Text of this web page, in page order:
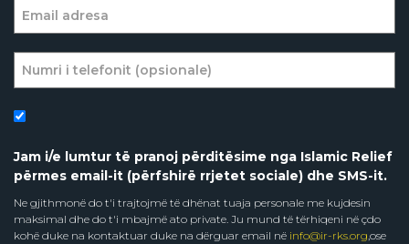
Jam i/e lumtur të pranoj përditësime nga Islamic Relief
përmes email-it (përfshirë rrjetet sociale) dhe SMS-it.
Ne gjithmonë do t'i trajtojmë të dhënat tuaja personale me kujdesin
maksimal dhe do t'i mbajmë ato private. Ju mund të tërhiqeni në çdo
kohë duke na kontaktuar duke na dërguar email në info@ir-rks.org,ose